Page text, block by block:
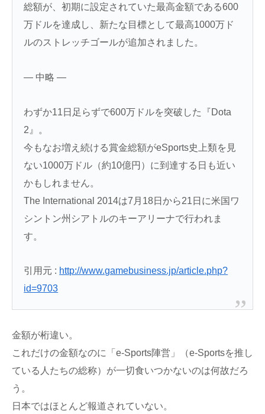
総額が、初期に設定されていた最高金額である600
万ドルを達成し、新たな目標として最高1000万ド
ルのストレッチゴールが追加されました。
— 中略 —
わずか11日足らずで600万ドルを突破した『Dota
2』。
今もなお増え続ける賞金総額がeSports史上類を見
ない1000万ドル（約10億円）に到達する日も近い
かもしれません。
The International 2014は7月18日から21日に米国ワ
シントン州シアトルのキーアリーナで行われま
す。
引用元 : http://www.gamebusiness.jp/article.php?
id=9703
金額が桁違い。
これだけの金額なのに「e-Sports陣営」（e-Sportsを推し
ている人たちの総称）が一切食いつかないのは何故だろ
う。
日本ではほとんど報道されていない。